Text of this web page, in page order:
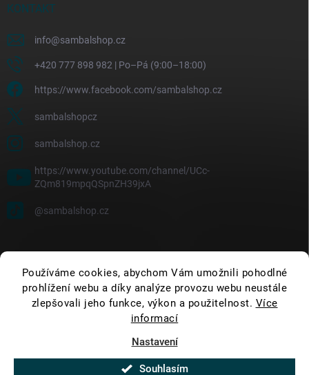
Používáme cookies, abychom Vám umožnili pohodlné
prohlížení webu a díky analýze provozu webu neustále
zlepšovali jeho funkce, výkon a použitelnost. Více
informací
Nastavení
Souhlasím
KONTAKT
info@sambalshop.cz
+420 777 898 982 | Po–Pá (9:00–18:00)
https://www.facebook.com/sambalshop.cz
sambalshopcz
sambalshop.cz
https://www.youtube.com/channel/UCc-
ZQm819mpqQSpnZH39jxA
@sambalshop.cz
. Všechna práva vyhrazena.
cookies